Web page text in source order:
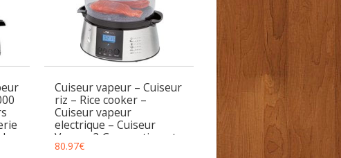
Cuiseur vapeur – Cuiseur
riz – Rice cooker –
Cuiseur vapeur
electrique – Cuiseur
Vapeur 3 Compartiments
DG3547 Clatronic
80.97€